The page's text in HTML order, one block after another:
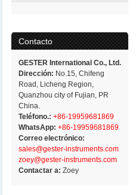
Contacto
GESTER International Co., Ltd.
Dirección: No.15, Chifeng
Road, Licheng Region,
Quanzhou city of Fujian, PR
China.
Teléfono.: +86-19959681869
WhatsApp: +86-19959681869
Correo electrónico:
sales@gester-instruments.com
zoey@gester-instruments.com
Contactar a:Zoey